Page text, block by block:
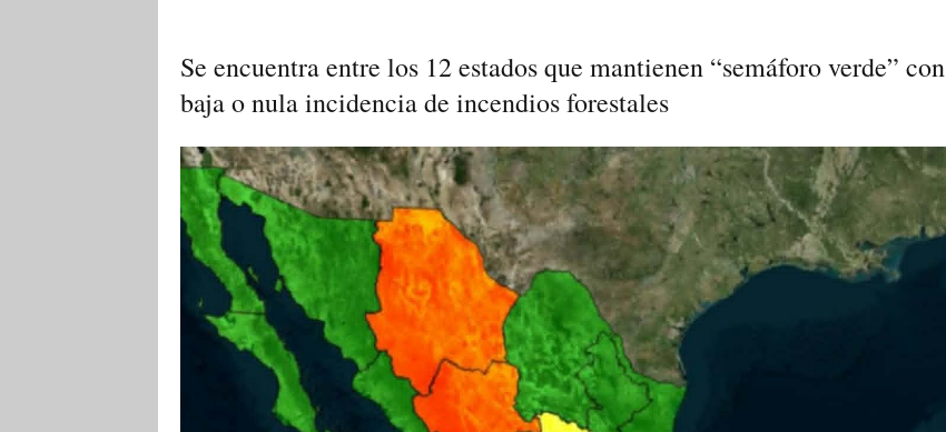
Se encuentra entre los 12 estados que mantienen “semáforo verde” con
baja o nula incidencia de incendios forestales